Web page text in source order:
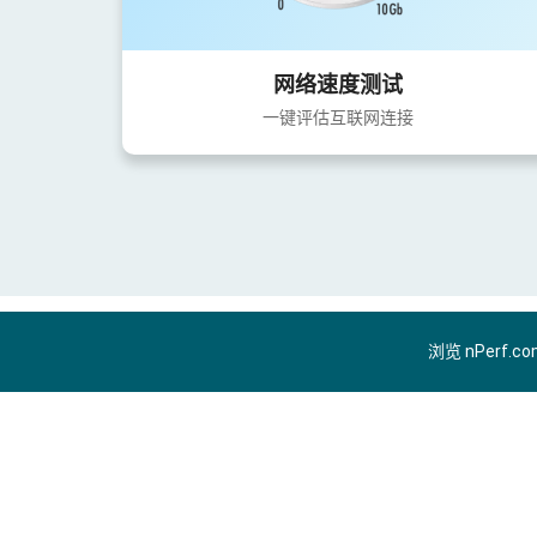
网络速度测试
一键评估互联网连接
浏览